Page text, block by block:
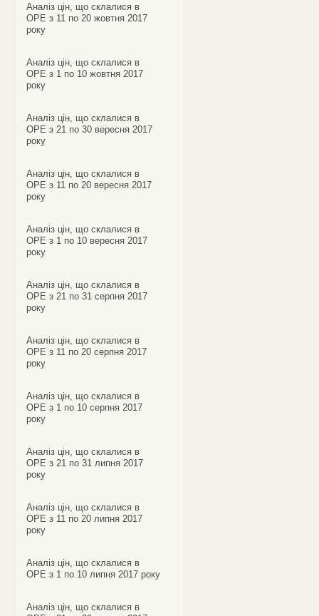
Аналіз цін, що склалися в
ОРЕ з 11 по 20 жовтня 2017
року
Аналіз цін, що склалися в
ОРЕ з 1 по 10 жовтня 2017
року
Аналіз цін, що склалися в
ОРЕ з 21 по 30 вересня 2017
року
Аналіз цін, що склалися в
ОРЕ з 11 по 20 вересня 2017
року
Аналіз цін, що склалися в
ОРЕ з 1 по 10 вересня 2017
року
Аналіз цін, що склалися в
ОРЕ з 21 по 31 серпня 2017
року
Аналіз цін, що склалися в
ОРЕ з 11 по 20 серпня 2017
року
Аналіз цін, що склалися в
ОРЕ з 1 по 10 серпня 2017
року
Аналіз цін, що склалися в
ОРЕ з 21 по 31 липня 2017
року
Аналіз цін, що склалися в
ОРЕ з 11 по 20 липня 2017
року
Аналіз цін, що склалися в
ОРЕ з 1 по 10 липня 2017 року
Аналіз цін, що склалися в